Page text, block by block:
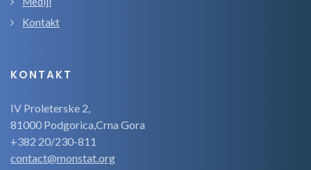
Kontakt
KONTAKT
IV Proleterske 2,
81000 Podgorica,Crna Gora
+382 20/230-811
contact@monstat.org